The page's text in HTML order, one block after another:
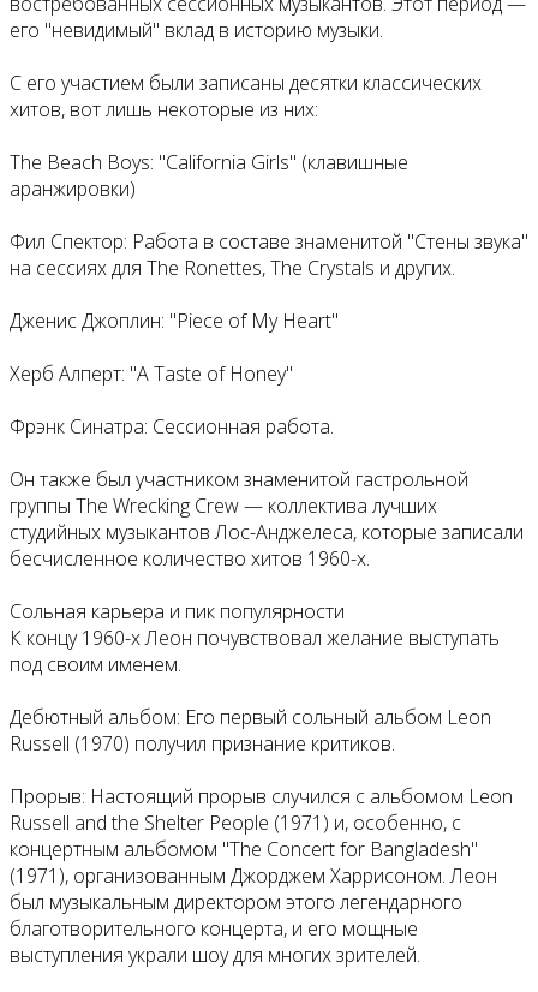
его "невидимый" вклад в историю музыки.
С его участием были записаны десятки классических
хитов, вот лишь некоторые из них:
The Beach Boys: "California Girls" (клавишные
аранжировки)
Фил Спектор: Работа в составе знаменитой "Стены звука"
на сессиях для The Ronettes, The Crystals и других.
Дженис Джоплин: "Piece of My Heart"
Херб Алперт: "A Taste of Honey"
Фрэнк Синатра: Сессионная работа.
Он также был участником знаменитой гастрольной
группы The Wrecking Crew — коллектива лучших
студийных музыкантов Лос-Анджелеса, которые записали
бесчисленное количество хитов 1960-х.
Сольная карьера и пик популярности
К концу 1960-х Леон почувствовал желание выступать
под своим именем.
Дебютный альбом: Его первый сольный альбом Leon
Russell (1970) получил признание критиков.
Прорыв: Настоящий прорыв случился с альбомом Leon
Russell and the Shelter People (1971) и, особенно, с
концертным альбомом "The Concert for Bangladesh"
(1971), организованным Джорджем Харрисоном. Леон
был музыкальным директором этого легендарного
благотворительного концерта, и его мощные
выступления украли шоу для многих зрителей.